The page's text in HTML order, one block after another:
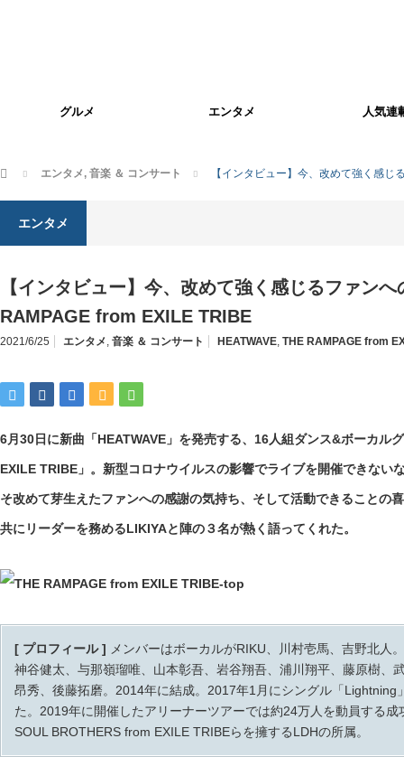
グルメ エンタメ 人気連
ホーム エンタメ , 音楽 ＆ コンサート 【インタビュー】今、改めて強く感じ
エンタメ
【インタビュー】今、改めて強く感じるファンへ
RAMPAGE from EXILE TRIBE
2021/6/25 エンタメ, 音楽 ＆ コンサート HEATWAVE, THE RAMPAGE from
6月30日に新曲「HEATWAVE」を発売する、16人組ダンス&ボーカル
EXILE TRIBE」。新型コロナウイルスの影響でライブを開催できない
そ改めて芽生えたファンへの感謝の気持ち、そして活動できることの
共にリーダーを務めるLIKIYAと陣の３名が熱く語ってくれた。
[ プロフィール ] メンバーはボーカルがRIKU、川村壱馬、吉野北人
神谷健太、与那嶺瑠唯、山本彰吾、岩谷翔吾、浦川翔平、藤原樹、
昂秀、後藤拓磨。2014年に結成。2017年1月にシングル「Lightning
た。2019年に開催したアリーナーツアーでは約24万人を動員する
SOUL BROTHERS from EXILE TRIBEらを擁するLDHの所属。